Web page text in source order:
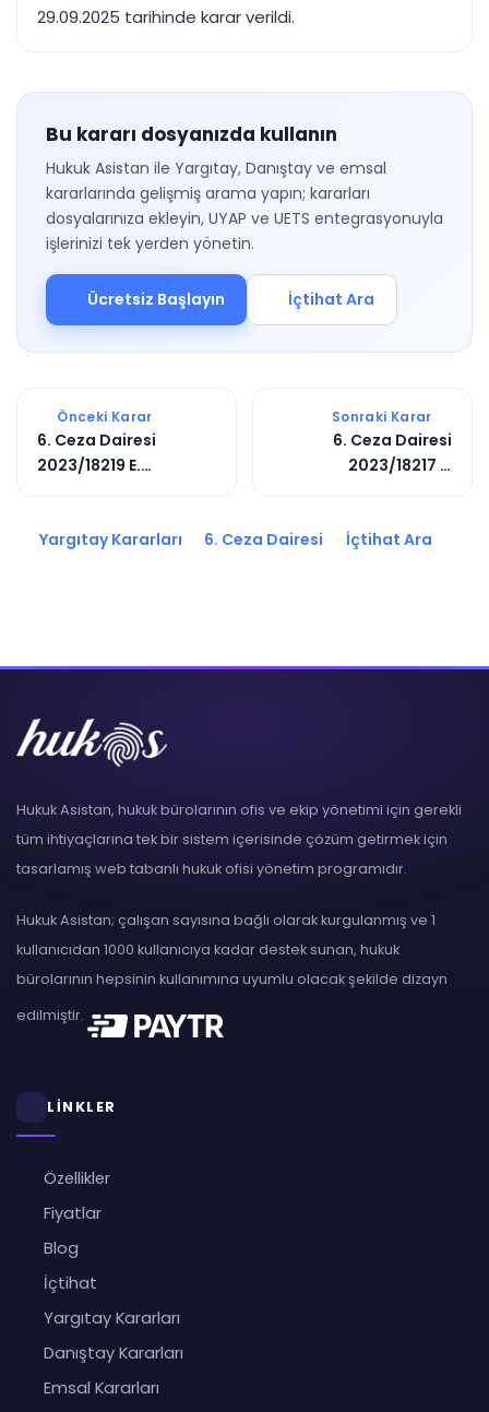
29.09.2025 tarihinde karar verildi.
Bu kararı dosyanızda kullanın
Hukuk Asistan ile Yargıtay, Danıştay ve emsal
kararlarında gelişmiş arama yapın; kararları
dosyalarınıza ekleyin, UYAP ve UETS entegrasyonuyla
işlerinizi tek yerden yönetin.
Ücretsiz Başlayın İçtihat Ara
Önceki Karar
6. Ceza Dairesi
2023/18219 E.
Sonraki Karar
6. Ceza Dairesi
2023/18217 E.
Yargıtay Kararları 6. Ceza Dairesi İçtihat Ara
Hukuk Asistan, hukuk bürolarının ofis ve ekip yönetimi için gerekli
tüm ihtiyaçlarına tek bir sistem içerisinde çözüm getirmek için
tasarlamış web tabanlı hukuk ofisi yönetim programıdır.
Hukuk Asistan; çalışan sayısına bağlı olarak kurgulanmış ve 1
kullanıcıdan 1000 kullanıcıya kadar destek sunan, hukuk
bürolarının hepsinin kullanımına uyumlu olacak şekilde dizayn
edilmiştir.
LİNKLER
Özellikler
Fiyatlar
Blog
İçtihat
Yargıtay Kararları
Danıştay Kararları
Emsal Kararları